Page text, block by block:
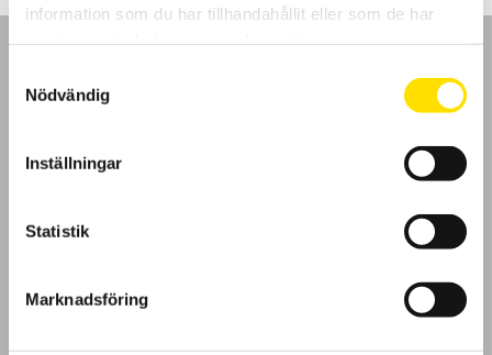
information som du har tillhandahållit eller som de har
Nödvändig
Inställningar
Statistik
Marknadsföring